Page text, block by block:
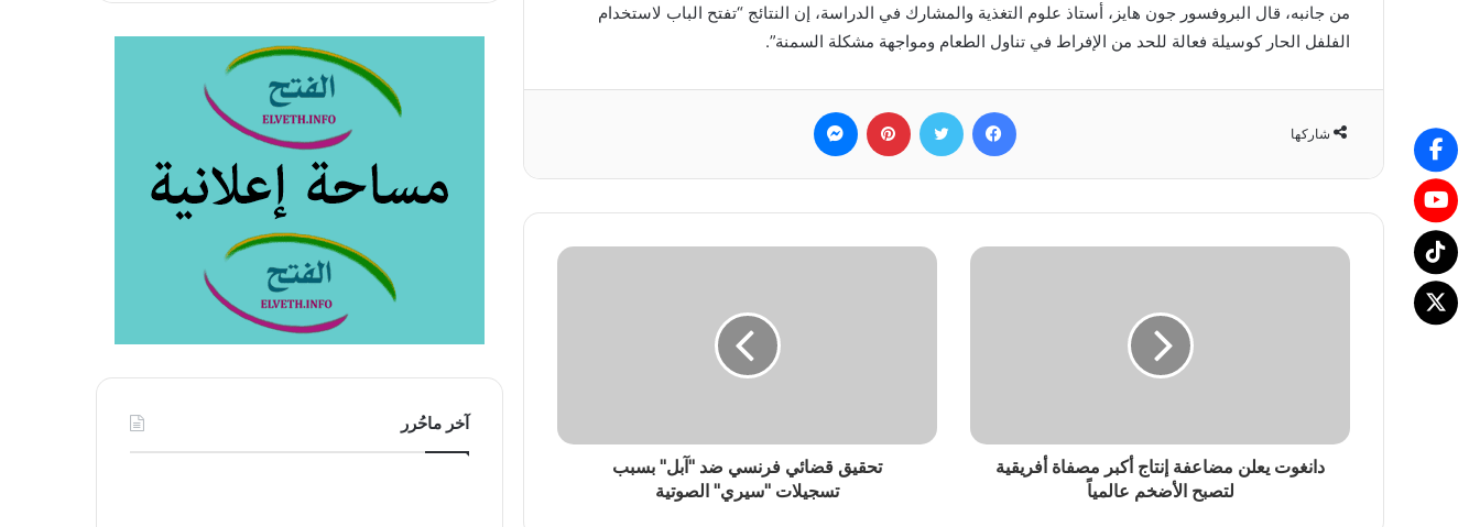
من جانبه، قال البروفسور جون هايز، أستاذ علوم التغذية والمشارك في الدراسة، إن النتائج “تفتح الباب لاستخدام
الفلفل الحار كوسيلة فعالة للحد من الإفراط في تناول الطعام ومواجهة مشكلة السمنة”.
شاركها
فيسبوك تويتر بينتيريست
دانغوت يعلن مضاعفة إنتاج أكبر مصفاة أفريقية
لتصبح الأضخم عالمياً
تحقيق قضائي فرنسي ضد "آبل" بسبب
تسجيلات "سيري" الصوتية
آخر ماحُرر